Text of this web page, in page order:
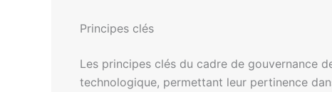
Principes clés
Les principes clés du cadre de gouvernance
technologique, permettant leur pertinence